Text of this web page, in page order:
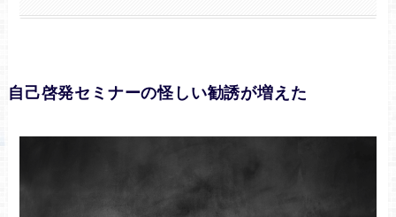
自己啓発セミナーの怪しい勧誘が増えた